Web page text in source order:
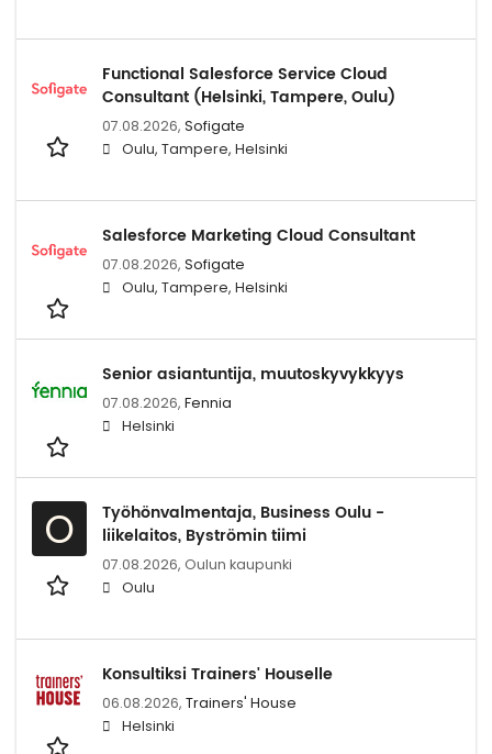
Functional Salesforce Service Cloud
Consultant (Helsinki, Tampere, Oulu)
07.08.2026, Sofigate
Oulu, Tampere, Helsinki
Salesforce Marketing Cloud Consultant
07.08.2026, Sofigate
Oulu, Tampere, Helsinki
Senior asiantuntija, muutoskyvykkyys
07.08.2026, Fennia
Helsinki
O
Työhönvalmentaja, Business Oulu -
liikelaitos, Byströmin tiimi
07.08.2026, Oulun kaupunki
Oulu
Konsultiksi Trainers' Houselle
06.08.2026, Trainers' House
Helsinki